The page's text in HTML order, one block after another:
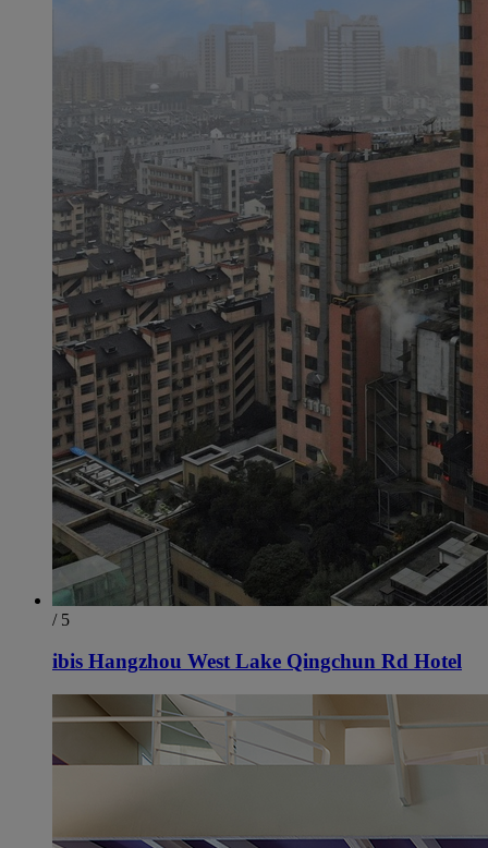
/ 5
ibis Hangzhou West Lake Qingchun Rd Hotel